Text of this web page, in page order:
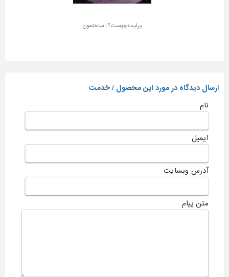
پرلیت چیست ؟ | ساختمون
ارسال دیدگاه در مورد این محصول / خدمت
نام
ایمیل
آدرس وبسایت
متن پیام